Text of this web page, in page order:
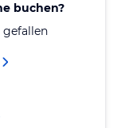
buchen?